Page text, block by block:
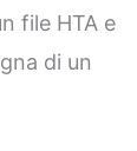
file HTA e
di un